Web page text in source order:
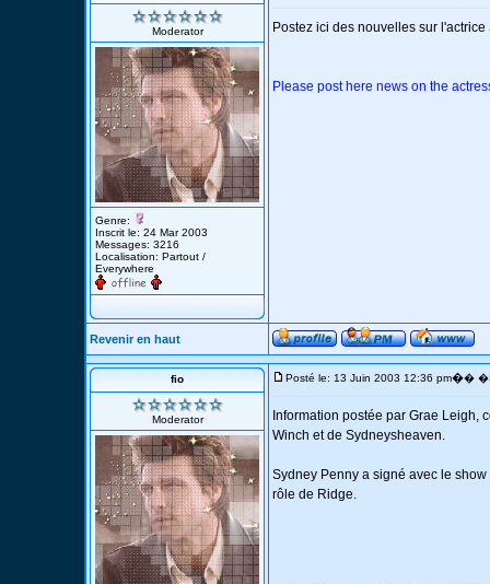
Moderator
Genre:
Inscrit le: 24 Mar 2003
Messages: 3216
Localisation: Partout /
Everywhere
Postez ici des nouvelles sur l'actrice
Please post here news on the
Revenir en haut
fio
Moderator
Posté le: 13 Juin 2003 12:36 pm��
Information postée par Grae Leigh,
Winch et de Sydneysheaven.
Sydney Penny a signé avec le
rôle de Ridge.